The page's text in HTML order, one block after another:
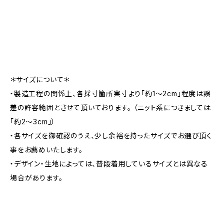
＊サイズについて＊
・製造工程の関係上、各採寸箇所実寸より「約1～2cm」程度は誤
差の許容範囲とさせて頂いております。 （ニット系につきましては
「約2～3cm」）
・各サイズを御確認のうえ、少し余裕を持ったサイズでお選び頂く
事をお薦めいたします。
・デザイン・生地によっては、普段着用しているサイズとは異なる
場合があります。